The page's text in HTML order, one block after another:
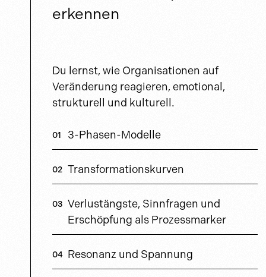
erkennen
Du lernst, wie Organisationen auf
Veränderung reagieren, emotional,
strukturell und kulturell.
3-Phasen-Modelle
Transformationskurven
Verlustängste, Sinnfragen und
Erschöpfung als Prozessmarker
Resonanz und Spannung